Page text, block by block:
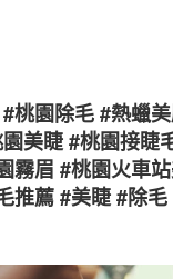
桃園除毛 #熱蠟
美睫 #桃園接睫
霧眉 #桃園火車
推薦 #美睫 #除